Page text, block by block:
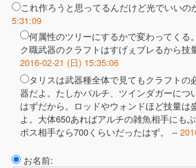
これ作ろうと思ってるんだけど光でいいの
5:31:09
何属性のツリーにするかで変わってくる
ク職武器のクラフトはすげぇブレるから技
2016-02-21 (日) 15:35:06
タリスは武器種全体で見てもクラフトの
器だよ。たしかパルチ、ツインダガーにつ
はずだから。ロッドやウォンドほど技量は
よ。大体650あればアルチの雑魚相手にも
ボス相手なら700くらいだったはず。 --
お名前: